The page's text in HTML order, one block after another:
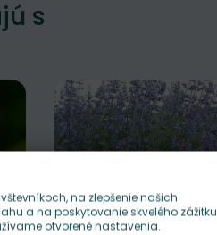
s
na zlepšenie našich
a na poskytovanie skvelého zážitku
otvorené nastavenia.